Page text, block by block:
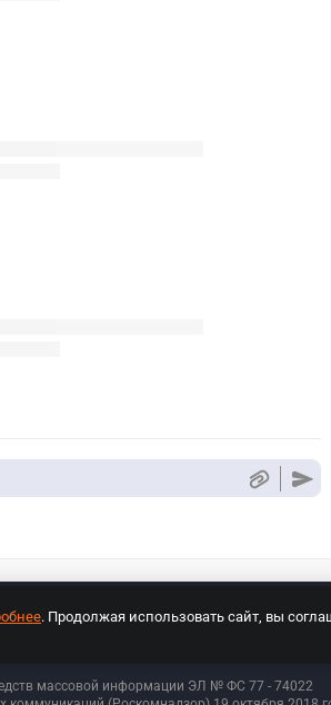
массовой информации ЭЛ № ФС 77 - 74022
. Продолжая использовать сайт, вы